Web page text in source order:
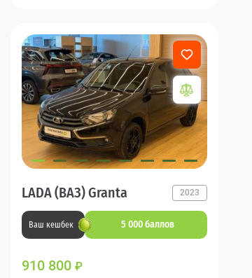
LADA (ВАЗ) Granta 2023
Ваш кешбек 5 000 баллов
910 800 ₽